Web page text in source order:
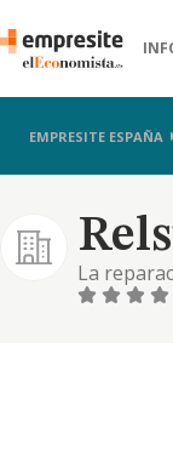
EMPRESITE ESPAÑA
La